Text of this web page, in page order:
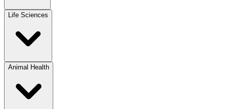
Life Sciences
Animal Health